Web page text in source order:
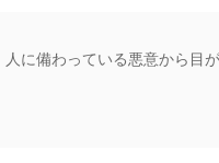
に備わっている悪意から目が